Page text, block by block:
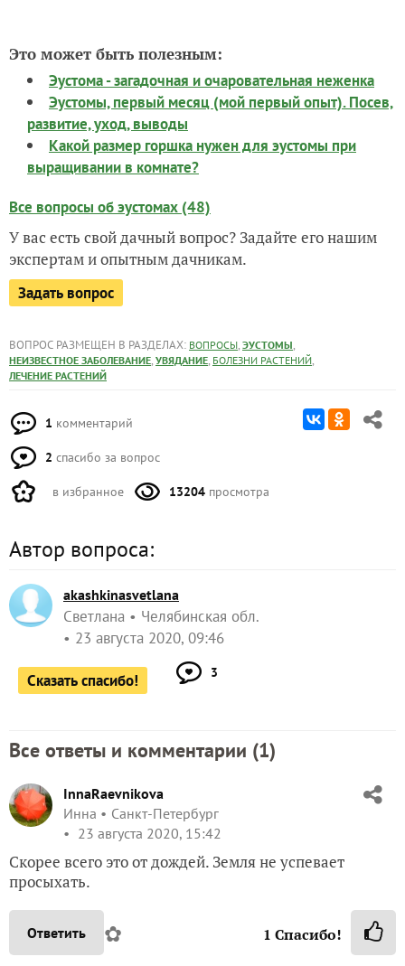
Это может быть полезным:
Эустома - загадочная и очаровательная неженка
Эустомы, первый месяц (мой первый опыт). Посев,
развитие, уход, выводы
Какой размер горшка нужен для эустомы при
выращивании в комнате?
Все вопросы об эустомах (48)
У вас есть свой дачный вопрос? Задайте его нашим
экспертам и опытным дачникам.
Задать вопрос
ВОПРОС РАЗМЕЩЕН В РАЗДЕЛАХ: ВОПРОСЫ, ЭУСТОМЫ,
НЕИЗВЕСТНОЕ ЗАБОЛЕВАНИЕ, УВЯДАНИЕ, БОЛЕЗНИ РАСТЕНИЙ,
ЛЕЧЕНИЕ РАСТЕНИЙ
1 комментарий
2 спасибо за вопрос
в избранное 13204 просмотра
Автор вопроса:
akashkinasvetlana
Светлана
Челябинская обл.
23 августа 2020, 09:46
Сказать спасибо! 3
Все ответы и комментарии (1)
InnaRaevnikova
Инна
Санкт-Петербург
23 августа 2020, 15:42
Скорее всего это от дождей. Земля не успевает
просыхать.
Ответить ✿ 1 Спасибо!